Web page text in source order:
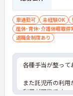
車通勤可 未経験OK
産休･育休･介護休暇取得
退職金制度あり
各種手当が整って
また託児所の利
利用が可能です。